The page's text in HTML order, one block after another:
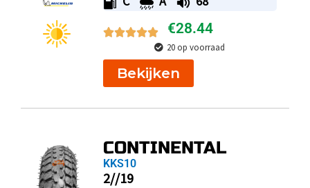
€28.44
20 op voorraad
Bekijken
CONTINENTAL
KKS10
2//19